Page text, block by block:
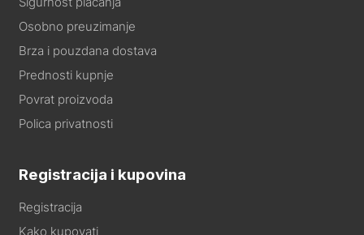
Osobno preuzimanje
Brza i pouzdana dostava
Prednosti kupnje
Povrat proizvoda
Polica privatnosti
Registracija i kupovina
Registracija
Kako kupovati